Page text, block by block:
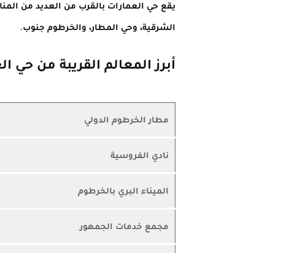
يقع حي العمارات بالقرب من العديد من
الشرقية، وحي المطار، والخرطوم جنوب.
أبرز المعالم القريبة من حي
مطار الخرطوم الدولي
نادي الفروسية
الميناء البري بالخرطوم
مجمع خدمات الجمهور